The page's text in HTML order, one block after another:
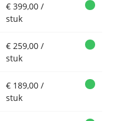
€ 399,00 /
stuk
€ 259,00 /
stuk
€ 189,00 /
stuk